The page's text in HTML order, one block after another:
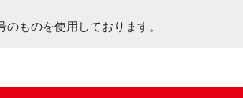
のものを使用しております。